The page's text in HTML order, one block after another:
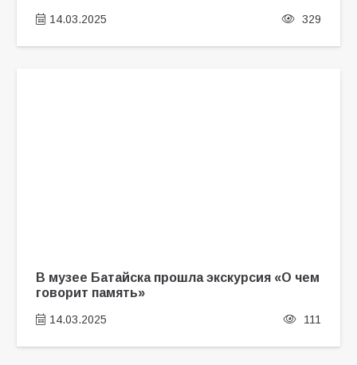
14.03.2025 329
В музее Батайска прошла экскурсия «О чем
говорит память»
14.03.2025 111